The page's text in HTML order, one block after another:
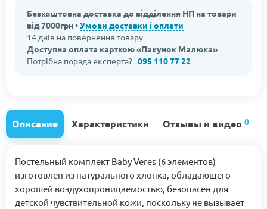
Безкоштовна доставка до відділення НП на товари
від 7000грн •Умови доставки і оплати
14 днів на повернення товару
Доступна оплата карткою «Пакунок Малюка»
Потрібна порада експерта? 095 110 77 22
Описание Характеристики Отзывы и видео 0
Постельный комплект Baby Veres (6 элементов)
изготовлен из натурального хлопка, обладающего
хорошей воздухопроницаемостью, безопасен для
детской чувствительной кожи, поскольку не вызывает